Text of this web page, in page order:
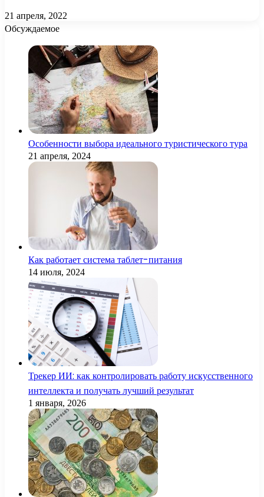
21 апреля, 2022
Обсуждаемое
Особенности выбора идеального туристического тура
21 апреля, 2024
Как работает система таблет-питания
14 июля, 2024
Трекер ИИ: как контролировать работу искусственного
интеллекта и получать лучший результат
1 января, 2026